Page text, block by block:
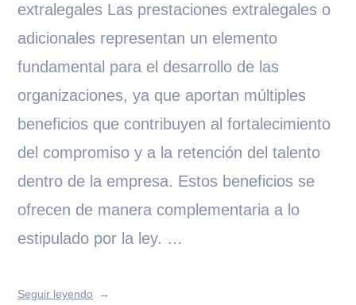
extralegales Las prestaciones extralegales o
adicionales representan un elemento
fundamental para el desarrollo de las
organizaciones, ya que aportan múltiples
beneficios que contribuyen al fortalecimiento
del compromiso y a la retención del talento
dentro de la empresa. Estos beneficios se
ofrecen de manera complementaria a lo
estipulado por la ley. …
Seguir leyendo